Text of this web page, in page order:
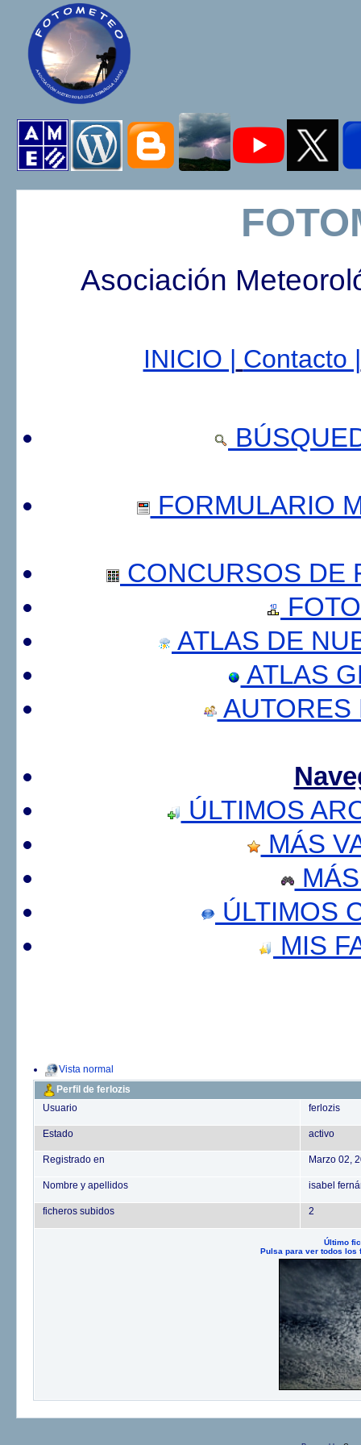
Asociación
INICIO | Contacto |
FORMULARIO
CONCURSOS DE
ATLAS DE
ATLAS
AUTORES
ÚLTIMOS
MÁS
ÚLTIMOS
MIS
Vista normal
Perfil de ferlozis
Usuario
ferlozis
Estado activo
Registrado en Marzo 02,
Nombre y apellidos isabel
ficheros subidos 2
Último
Pulsa para ver todos los